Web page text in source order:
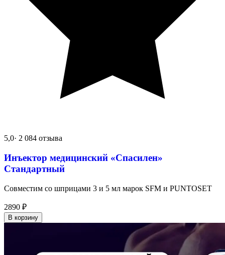
5,0· 2 084 отзыва
Инъектор медицинский «Спасилен»
Стандартный
Совместим со шприцами 3 и 5 мл марок SFM и PUNTOSET
2890 ₽
В корзину